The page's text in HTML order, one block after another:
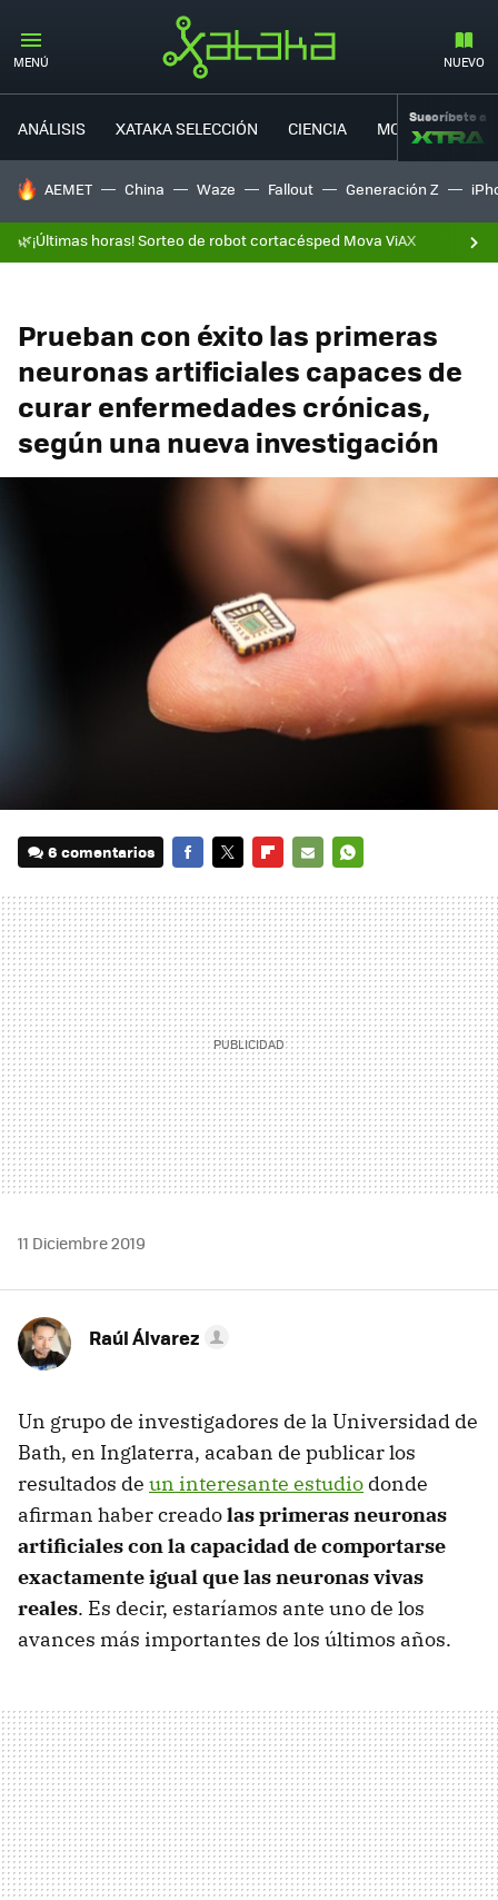
MENÚ NUEVO
ANÁLISIS XATAKA SELECCIÓN CIENCIA MOVILIDAD
Suscríbete a
HOY SE HABLA DE
AEMET China Waze Fallout Generación Z
🌿¡Últimas horas! Sorteo de robot cortacésped Mova ViAX
Prueban con éxito las primeras
neuronas artificiales capaces de
curar enfermedades crónicas,
según una nueva investigación
6 comentarios
MAIL
11 Diciembre 2019
Raúl Álvarez
Un grupo de investigadores de la Universidad de
Bath, en Inglaterra, acaban de publicar los
resultados de un interesante estudio donde
afirman haber creadolas primeras neuronas
artificiales con la capacidad de comportarse
exactamente igual que las neuronas vivas
reales. Es decir, estaríamos ante uno de los
avances más importantes de los últimos años.